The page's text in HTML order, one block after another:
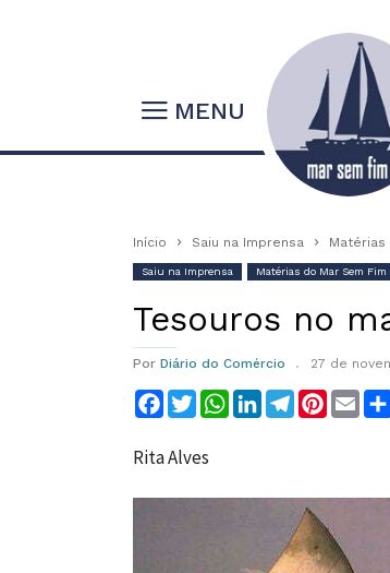
MENU
Início Saiu na Imprensa Matérias
Saiu na Imprensa Matérias do Mar Sem Fim
Tesouros no
Por Diário do Comércio 27 de
Facebook
TwitterWhatsApp
LinkedInTelegram
Rita Alves